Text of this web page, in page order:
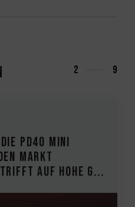
3 9
die T-CREATE
SSD auf den
Sicherheitsmecha...